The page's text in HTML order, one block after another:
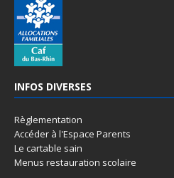
INFOS DIVERSES
Règlementation
Accéder à l'Espace Parents
Le cartable sain
Menus restauration scolaire